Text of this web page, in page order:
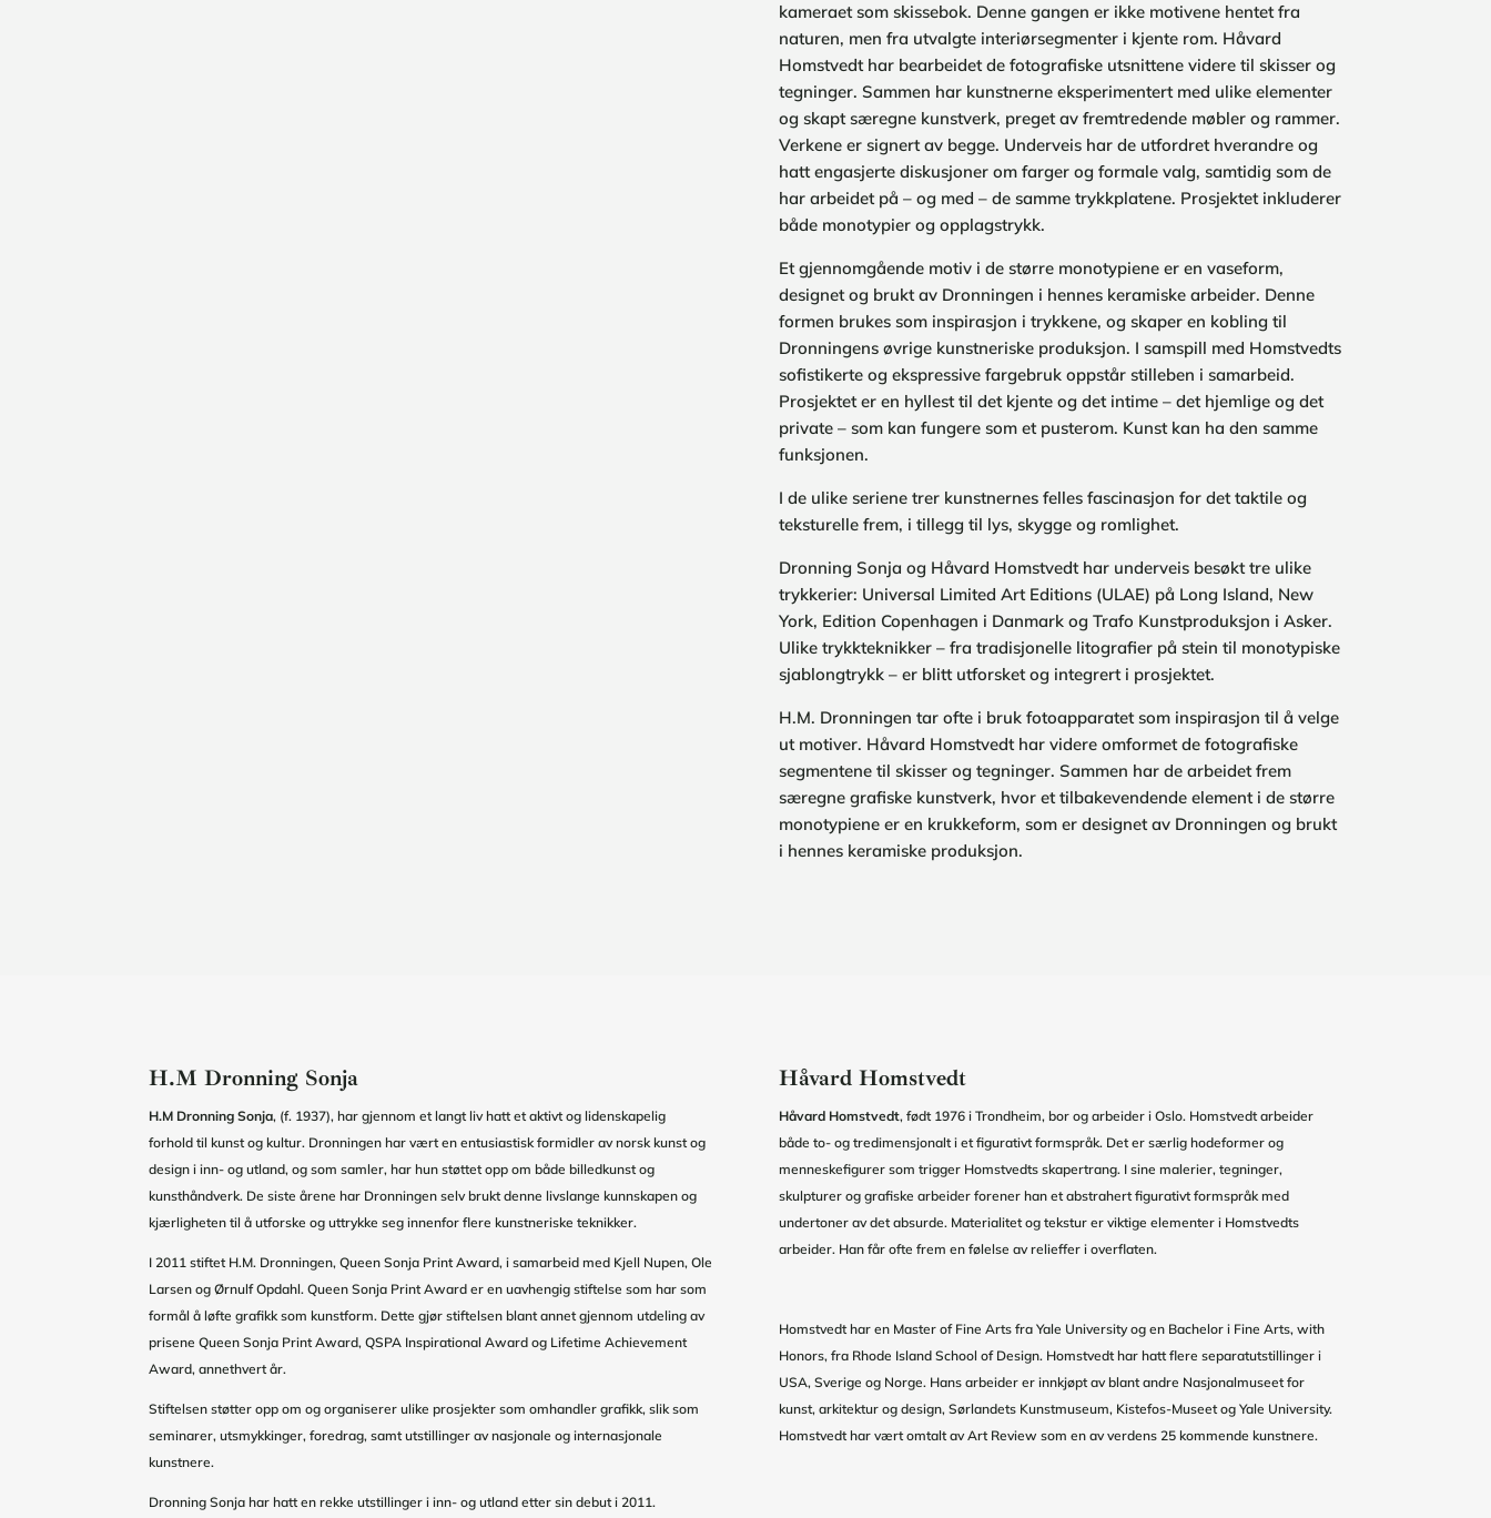
kameraet som skissebok. Denne gangen er ikke motivene hentet fra
naturen, men fra utvalgte interiørsegmenter i kjente rom. Håvard
Homstvedt har bearbeidet de fotografiske utsnittene videre til skisser og
tegninger. Sammen har kunstnerne eksperimentert med ulike elementer
og skapt særegne kunstverk, preget av fremtredende møbler og rammer.
Verkene er signert av begge. Underveis har de utfordret hverandre og
hatt engasjerte diskusjoner om farger og formale valg, samtidig som de
har arbeidet på – og med – de samme trykkplatene. Prosjektet inkluderer
både monotypier og opplagstrykk.
Et gjennomgående motiv i de større monotypiene er en vaseform,
designet og brukt av Dronningen i hennes keramiske arbeider. Denne
formen brukes som inspirasjon i trykkene, og skaper en kobling til
Dronningens øvrige kunstneriske produksjon. I samspill med Homstvedts
sofistikerte og ekspressive fargebruk oppstår stilleben i samarbeid.
Prosjektet er en hyllest til det kjente og det intime – det hjemlige og det
private – som kan fungere som et pusterom. Kunst kan ha den samme
funksjonen.
I de ulike seriene trer kunstnernes felles fascinasjon for det taktile og
teksturelle frem, i tillegg til lys, skygge og romlighet.
Dronning Sonja og Håvard Homstvedt har underveis besøkt tre ulike
trykkerier: Universal Limited Art Editions (ULAE) på Long Island, New
York, Edition Copenhagen i Danmark og Trafo Kunstproduksjon i Asker.
Ulike trykkteknikker – fra tradisjonelle litografier på stein til monotypiske
sjablongtrykk – er blitt utforsket og integrert i prosjektet.
H.M. Dronningen tar ofte i bruk fotoapparatet som inspirasjon til å velge
ut motiver. Håvard Homstvedt har videre omformet de fotografiske
segmentene til skisser og tegninger. Sammen har de arbeidet frem
særegne grafiske kunstverk, hvor et tilbakevendende element i de større
monotypiene er en krukkeform, som er designet av Dronningen og brukt
i hennes keramiske produksjon.
H.M Dronning Sonja
H.M Dronning Sonja, (f. 1937), har gjennom et langt liv hatt et aktivt og lidenskapelig
forhold til kunst og kultur. Dronningen har vært en entusiastisk formidler av norsk kunst og
design i inn- og utland, og som samler, har hun støttet opp om både billedkunst og
kunsthåndverk. De siste årene har Dronningen selv brukt denne livslange kunnskapen og
kjærligheten til å utforske og uttrykke seg innenfor flere kunstneriske teknikker.
I 2011 stiftet H.M. Dronningen, Queen Sonja Print Award, i samarbeid med Kjell Nupen, Ole
Larsen og Ørnulf Opdahl. Queen Sonja Print Award er en uavhengig stiftelse som har som
formål å løfte grafikk som kunstform. Dette gjør stiftelsen blant annet gjennom utdeling av
prisene Queen Sonja Print Award, QSPA Inspirational Award og Lifetime Achievement
Award, annethvert år.
Stiftelsen støtter opp om og organiserer ulike prosjekter som omhandler grafikk, slik som
seminarer, utsmykkinger, foredrag, samt utstillinger av nasjonale og internasjonale
kunstnere.
Dronning Sonja har hatt en rekke utstillinger i inn- og utland etter sin debut i 2011.
Håvard Homstvedt
Håvard Homstvedt, født 1976 i Trondheim, bor og arbeider i Oslo. Homstvedt arbeider
både to- og tredimensjonalt i et figurativt formspråk. Det er særlig hodeformer og
menneskefigurer som trigger Homstvedts skapertrang. I sine malerier, tegninger,
skulpturer og grafiske arbeider forener han et abstrahert figurativt formspråk med
undertoner av det absurde. Materialitet og tekstur er viktige elementer i Homstvedts
arbeider. Han får ofte frem en følelse av relieffer i overflaten.
Homstvedt har en Master of Fine Arts fra Yale University og en Bachelor i Fine Arts, with
Honors, fra Rhode Island School of Design. Homstvedt har hatt flere separatutstillinger i
USA, Sverige og Norge. Hans arbeider er innkjøpt av blant andre Nasjonalmuseet for
kunst, arkitektur og design, Sørlandets Kunstmuseum, Kistefos-Museet og Yale University.
Homstvedt har vært omtalt av Art Review som en av verdens 25 kommende kunstnere.